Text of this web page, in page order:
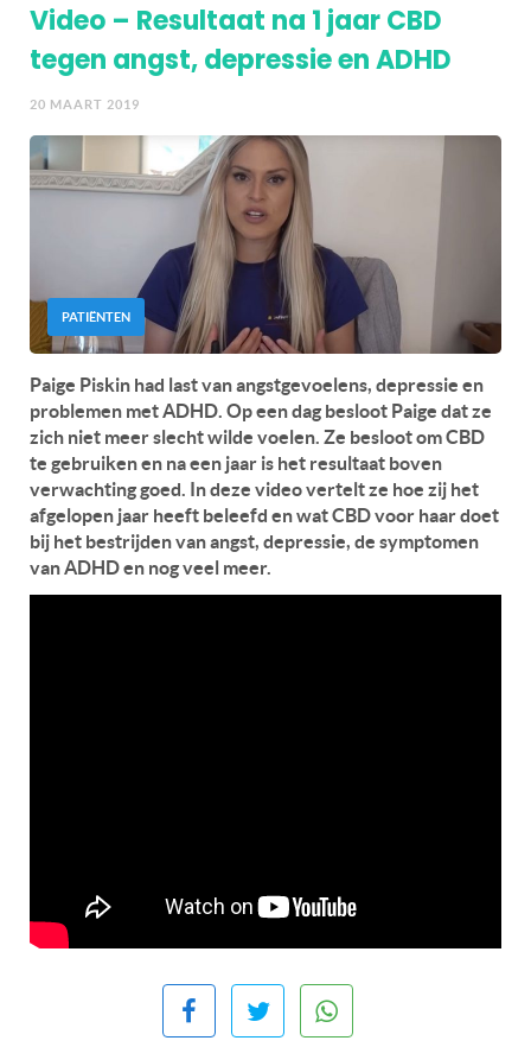
Video – Resultaat na 1 jaar CBD
tegen angst, depressie en ADHD
20 MAART 2019
PATIËNTEN
Paige Piskin had last van angstgevoelens, depressie en
problemen met ADHD. Op een dag besloot Paige dat ze
zich niet meer slecht wilde voelen. Ze besloot om CBD
te gebruiken en na een jaar is het resultaat boven
verwachting goed. In deze video vertelt ze hoe zij het
afgelopen jaar heeft beleefd en wat CBD voor haar doet
bij het bestrijden van angst, depressie, de symptomen
van ADHD en nog veel meer.